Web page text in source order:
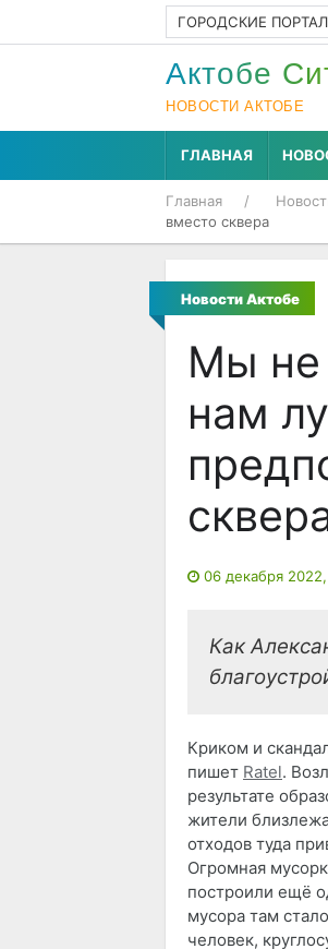
ГОРОДСКИЕ
Актобе
НОВОСТИ АКТОБЕ
ГЛАВНАЯ
Главная
вместо сквера
Новости Актобе
Мы не
нам
06 декабря 2022,
Как
Криком и
пишет Ratel.
результате
жители
отходов туда
Огромная
построили ещё
мусора там
человек,